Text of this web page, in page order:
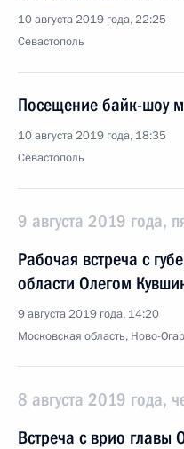
10 августа 2019 года, 22:25
Севастополь
Посещение байк-шоу
10 августа 2019 года, 18:35
Севастополь
9 августа 2019 года,
Рабочая встреча с
области Олегом
9 августа 2019 года, 14:20
Московская область, Ново-
8 августа 2019 года,
Встреча с врио главы